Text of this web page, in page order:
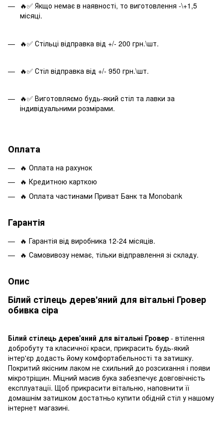
🔥✅ Якщо немає в наявності, то виготовлення -\+1,5
місяці.
🔥✅ Стільці відправка від +/- 200 грн.\шт.
🔥✅ Стіл відправка від +/- 950 грн.\шт.
🔥✅ Виготовляємо будь-який стіл та лавки за
індивідуальними розмірами.
Оплата
🔥 Оплата на рахунок
🔥 Кредитною карткою
🔥 Оплата частинами Приват Банк та Monobank
Гарантія
🔥 Гарантія від виробника 12-24 місяців.
🔥 Самовивозу немає, тільки відправлення зі складу.
Опис
Білий стілець дерев'яний для вітальні Гровер
обивка сіра
Білий стілець дерев'яний для вітальні Гровер - втілення
добробуту та класичної краси, прикрасить будь-який
інтер'єр додасть йому комфортабельності та затишку.
Покритий якісним лаком не схильний до розсихання і появи
мікротріщин. Міцний масив бука забезпечує довговічність
експлуатації. Щоб прикрасити вітальню, наповнити її
домашнім затишком достатньо купити обідній стіл у нашому
інтернет магазині.